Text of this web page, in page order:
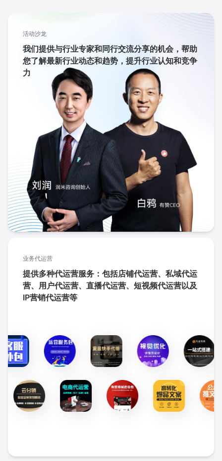
活动沙龙
我们提供与行业专家和同行交流分享的机会，帮助
您了解最新行业动态和趋势，提升行业认知和竞争
力
业务代运营
提供多种代运营服务：包括店铺代运营、私域代运
营、用户代运营、直播代运营、短视频代运营以及
IP营销代运营等